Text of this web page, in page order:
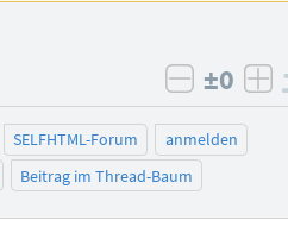
negativ
±0
SELFHTML-Forum
anmelden
Beitrag im Thread-Baum